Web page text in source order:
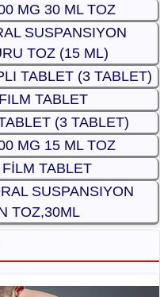
MG 30 ML TOZ
SUSPANSIYON
TOZ (15 ML)
TABLET (3 TABLET)
TABLET
(3 TABLET)
MG 15 ML TOZ
TABLET
SUSPANSIYON
TOZ,30ML